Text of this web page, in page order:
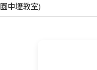
園中壢教室)